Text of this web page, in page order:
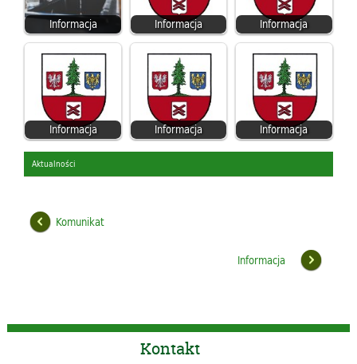
Informacja Informacja Informacja
Informacja Informacja Informacja
Aktualności
Komunikat
Informacja
Kontakt